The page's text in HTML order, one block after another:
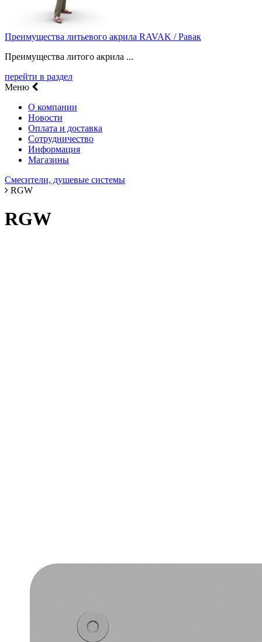
Преимущества литьевого акрила RAVAK / Равак
Преимущества литого акрила ...
перейти в раздел
Меню
О компании
Новости
Оплата и доставка
Сотрудничество
Информация
Магазины
Смесители, душевые системы
RGW
RGW